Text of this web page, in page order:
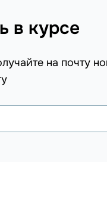
в курсе
на почту